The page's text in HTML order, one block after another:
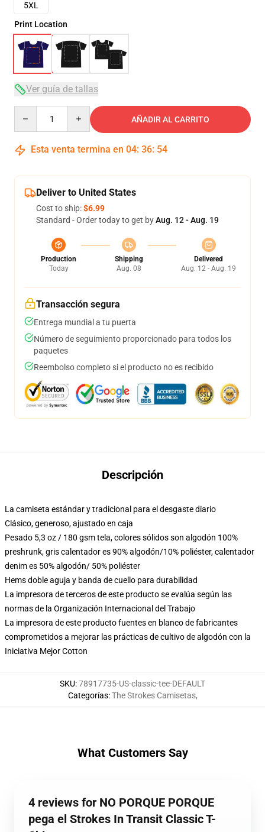
5XL
Print Location
Ver guía de tallas
AÑADIR AL CARRITO
Esta venta termina en 04: 36: 54
Deliver to United States
Cost to ship:$6.99
Standard - Order today to get byAug. 12 - Aug. 19
Production
Today
Shipping
Aug. 08
Delivered
Aug. 12 - Aug. 19
Transacción segura
Entrega mundial a tu puerta
Número de seguimiento proporcionado para todos los
paquetes
Reembolso completo si el producto no es recibido
Descripción
La camiseta estándar y tradicional para el desgaste diario
Clásico, generoso, ajustado en caja
Pesado 5,3 oz / 180 gsm tela, colores sólidos son algodón 100%
preshrunk, gris calentador es 90% algodón/10% poliéster, calentador
denim es 50% algodón/ 50% poliéster
Hems doble aguja y banda de cuello para durabilidad
La impresora de terceros de este producto se evalúa según las
normas de la Organización Internacional del Trabajo
La impresora de este producto fuentes en blanco de fabricantes
comprometidos a mejorar las prácticas de cultivo de algodón con la
Iniciativa Mejor Cotton
SKU:78917735-US-classic-tee-DEFAULT
Categorías:The Strokes Camisetas,
What Customers Say
4 reviews for NO PORQUE PORQUE
pega el Strokes In Transit Classic T-